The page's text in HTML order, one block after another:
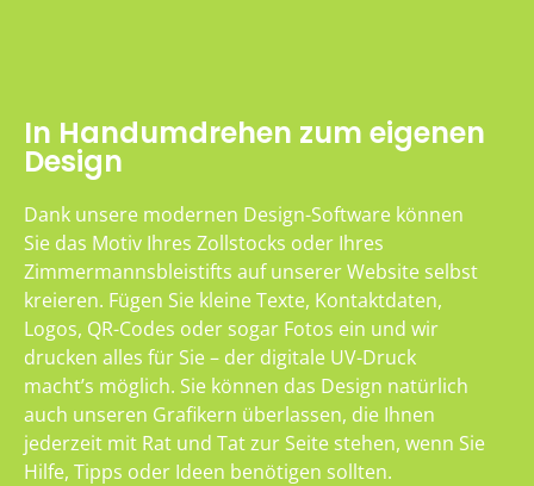
In Handumdrehen zum eigenen
Design
Dank unsere modernen Design-Software können
Sie das Motiv Ihres Zollstocks oder Ihres
Zimmermannsbleistifts auf unserer Website selbst
kreieren. Fügen Sie kleine Texte, Kontaktdaten,
Logos, QR-Codes oder sogar Fotos ein und wir
drucken alles für Sie – der digitale UV-Druck
macht’s möglich. Sie können das Design natürlich
auch unseren Grafikern überlassen, die Ihnen
jederzeit mit Rat und Tat zur Seite stehen, wenn Sie
Hilfe, Tipps oder Ideen benötigen sollten.